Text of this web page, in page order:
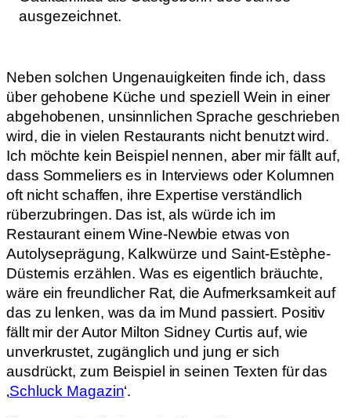
ausgezeichnet.
Neben solchen Ungenauigkeiten finde ich, dass
über gehobene Küche und speziell Wein in einer
abgehobenen, unsinnlichen Sprache geschrieben
wird, die in vielen Restaurants nicht benutzt wird.
Ich möchte kein Beispiel nennen, aber mir fällt auf,
dass Sommeliers es in Interviews oder Kolumnen
oft nicht schaffen, ihre Expertise verständlich
rüberzubringen. Das ist, als würde ich im
Restaurant einem Wine-Newbie etwas von
Autolyseprägung, Kalkwürze und Saint-Estèphe-
Düsternis erzählen. Was es eigentlich bräuchte,
wäre ein freundlicher Rat, die Aufmerksamkeit auf
das zu lenken, was da im Mund passiert. Positiv
fällt mir der Autor Milton Sidney Curtis auf, wie
unverkrustet, zugänglich und jung er sich
ausdrückt, zum Beispiel in seinen Texten für das
‚Schluck Magazin‘.